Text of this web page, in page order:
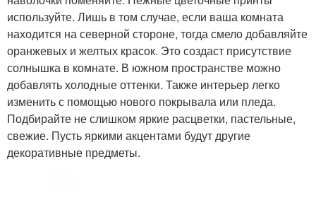
используйте. Лишь в том случае, если ваша комната
находится на северной стороне, тогда смело добавляйте
оранжевых и желтых красок. Это создаст присутствие
солнышка в комнате. В южном пространстве можно
добавлять холодные оттенки. Также интерьер легко
изменить с помощью нового покрывала или пледа.
Подбирайте не слишком яркие расцветки, пастельные,
свежие. Пусть яркими акцентами будут другие
декоративные предметы.